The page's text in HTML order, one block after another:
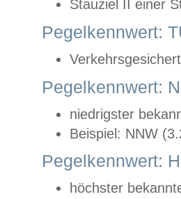
Stauziel II einer
Pegelkennwert:
Pegelkennwert:
niedrigster
Beispiel: NNW
Pegelkennwert:
höchster